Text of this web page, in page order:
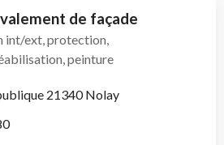
de façade
int/ext, protection,
peinture
21340 Nolay